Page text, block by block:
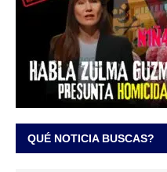
QUÉ NOTICIA BUSCAS?